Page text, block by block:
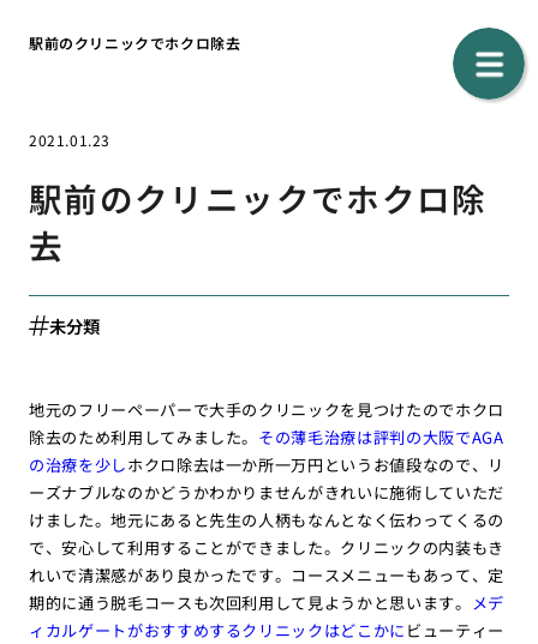
駅前のクリニックでホクロ除去
2021.01.23
駅前のクリニックでホクロ除
去
未分類
地元のフリーペーパーで大手のクリニックを見つけたのでホクロ
除去のため利用してみました。 その薄毛治療は評判の大阪でAGA
の治療を少しホクロ除去は一か所一万円というお値段なので、リ
ーズナブルなのかどうかわかりませんがきれいに施術していただ
けました。地元にあると先生の人柄もなんとなく伝わってくるの
で、安心して利用することができました。クリニックの内装もき
れいで清潔感があり良かったです。コースメニューもあって、定
期的に通う脱毛コースも次回利用して見ようかと思います。 メデ
ィカルゲートがおすすめするクリニックはどこかに ビューティー